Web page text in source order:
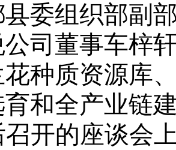
县委组织部副
司董事车梓
种质资源库
和全产业链
开的座谈会